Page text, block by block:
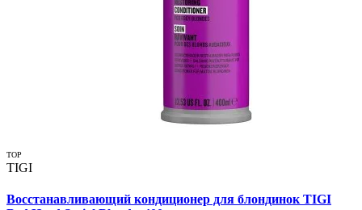
TOP
TIGI
Восстанавливающий кондиционер для блондинок TIGI